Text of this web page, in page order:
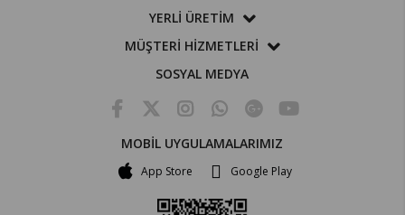
YERLİ ÜRETİM
MÜŞTERİ HİZMETLERİ
SOSYAL MEDYA
MOBİL UYGULAMALARIMIZ
App Store Google Play